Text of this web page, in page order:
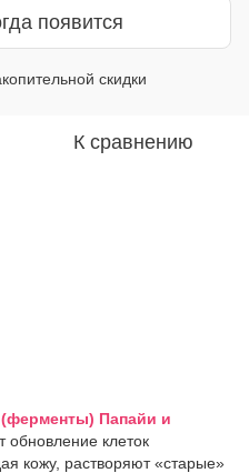
появится
скидки
К сравнению
Папайи и
обновление клеток
кожу, растворяют «старые»